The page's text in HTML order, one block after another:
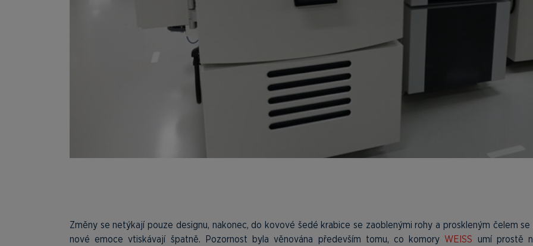
Změny se netýkají pouze designu, nakonec, do kovové šedé krabice se zaoblenými rohy a proskleným čelem se
nové emoce vtiskávají špatně. Pozornost byla věnována především tomu, co komoryWEISS umí prostě